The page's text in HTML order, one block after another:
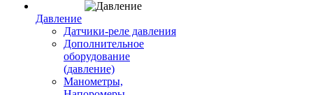
Давление
Датчики-реле давления
Дополнительное
оборудование
(давление)
Манометры,